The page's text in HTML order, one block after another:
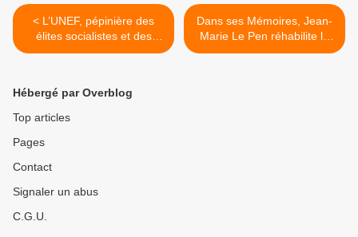
< L’UNEF, pépinière des
élites socialistes et des
violeurs ?
Dans ses Mémoires, Jean-
Marie Le Pen réhabilite le
Maréchal Pétain et descend
Hébergé par Overblog
Top articles
Pages
Contact
Signaler un abus
C.G.U.